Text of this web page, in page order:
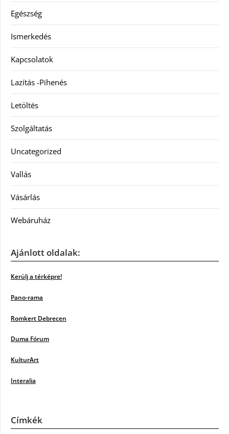
Egészség
Ismerkedés
Kapcsolatok
Lazítás -Pihenés
Letöltés
Szolgáltatás
Uncategorized
Vallás
Vásárlás
Webáruház
Ajánlott oldalak:
Kerülj a térképre!
Pano-rama
Romkert Debrecen
Duma Fórum
KulturArt
Interalia
Címkék